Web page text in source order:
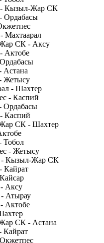
- Кызыл-Жар СК
Ордабасы
Махтаарал
СК - Аксу
Актобе
Астана
Жетысу
- Шахтер
- Каспий
Ордабасы
Каспий
СК - Шахтер
Тобол
- Жетысу
- Кызыл-Жар СК
Кайрат
Аксу
Атырау
Актобе
СК - Астана
Кайрат